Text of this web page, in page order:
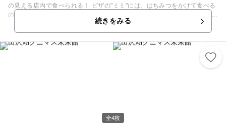
の見える店内で食べられる！ ピザの"ミミ"には、はちみつをかけて食べる
のが山のはちみつ屋ピザ工房流。 各テーブルに置いているので、お好みで
かけてお召し上がりください！ ●フランス直輸入のかわいい石窯で焼いて
います。窓からは焼いているところが見える！ ●店内でのお食事はもちろ
ん、テイクアウトもOK！おうちでのピザパーティーにもご利用くださ
い！ ●お店でお子さまが食べきれないでしまった…というときもご安心
を！ お声かけいただければスタッフが、無料でお持ち帰り用にお包みいた
でシェアして楽しめる種類豊富なメニュー♪ ●土日祝ランチタイム限定
『スパゲッティ』も大人気♪ 定番人気の『ナポリタン』にはアカシヤはち
続きをみる
全4枚